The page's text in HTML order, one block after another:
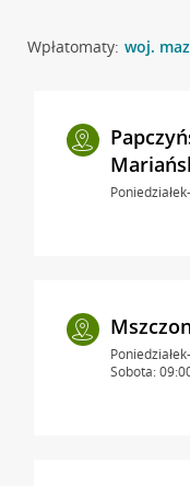
Wpłatomaty: woj.
Sobota: